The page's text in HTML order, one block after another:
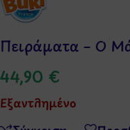
Πειράματα – Ο
44,90 €
Εξαντλημένο